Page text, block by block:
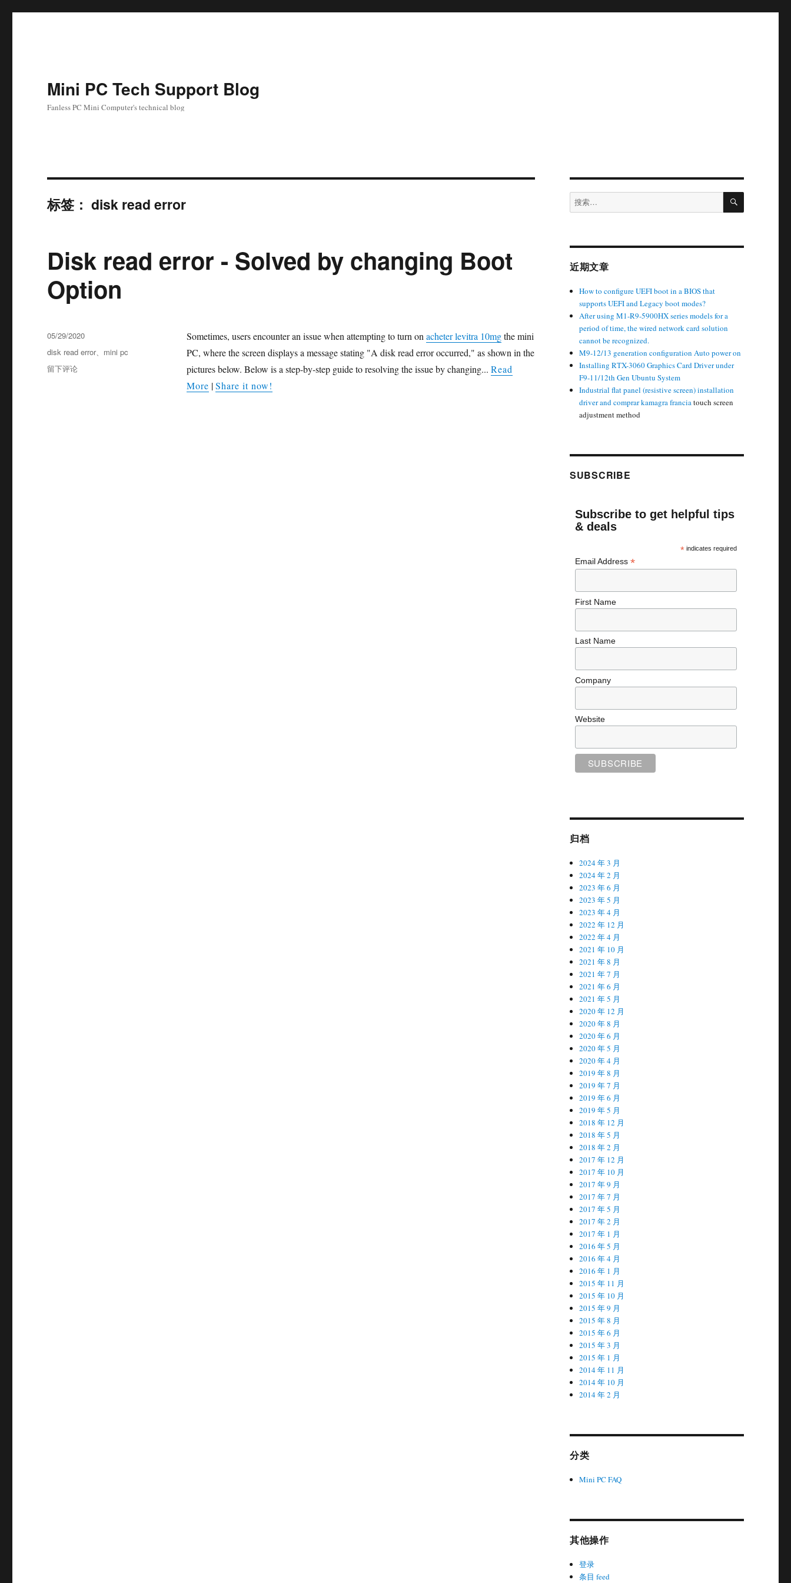
Mini PC Tech Support Blog
Fanless PC Mini Computer's technical blog
标签：disk read error
Disk read error - Solved by changing Boot
Option
Sometimes, users encounter an issue when attempting to turn on acheter levitra 10mgthe mini
PC, where the screen displays a message stating "A disk read error occurred," as shown in the
pictures below. Below is a step-by-step guide to resolving the issue by changing... Read
More |Share it now!
05/29/2020
disk read error、 mini pc
留下评论
近期文章
How to configure UEFI boot in a BIOS that
supports UEFI and Legacy boot modes?
After using M1-R9-5900HX series models for a
period of time, the wired network card solution
cannot be recognized.
M9-12/13 generation configuration Auto power on
Installing RTX-3060 Graphics Card Driver under
F9-11/12th Gen Ubuntu System
Industrial flat panel (resistive screen) installation
driver andcomprar kamagra franciatouch screen
adjustment method
SUBSCRIBE
Subscribe to get helpful tips
& deals
* indicates required
Email Address *
First Name
Last Name
Company
Website
归档
2024 年 3 月
2024 年 2 月
2023 年 6 月
2023 年 5 月
2023 年 4 月
2022 年 12 月
2022 年 4 月
2021 年 10 月
2021 年 8 月
2021 年 7 月
2021 年 6 月
2021 年 5 月
2020 年 12 月
2020 年 8 月
2020 年 6 月
2020 年 5 月
2020 年 4 月
2019 年 8 月
2019 年 7 月
2019 年 6 月
2019 年 5 月
2018 年 12 月
2018 年 5 月
2018 年 2 月
2017 年 12 月
2017 年 10 月
2017 年 9 月
2017 年 7 月
2017 年 5 月
2017 年 2 月
2017 年 1 月
2016 年 5 月
2016 年 4 月
2016 年 1 月
2015 年 11 月
2015 年 10 月
2015 年 9 月
2015 年 8 月
2015 年 6 月
2015 年 3 月
2015 年 1 月
2014 年 11 月
2014 年 10 月
2014 年 2 月
分类
Mini PC FAQ
其他操作
登录
条目 feed